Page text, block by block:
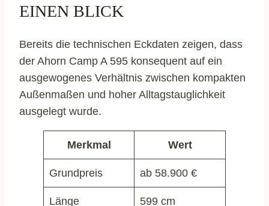
EINEN BLICK
Bereits die technischen Eckdaten zeigen, dass
der Ahorn Camp A 595 konsequent auf ein
ausgewogenes Verhältnis zwischen kompakten
Außenmaßen und hoher Alltagstauglichkeit
ausgelegt wurde.
Merkmal Wert
Grundpreis ab 58.900 €
Länge 599 cm